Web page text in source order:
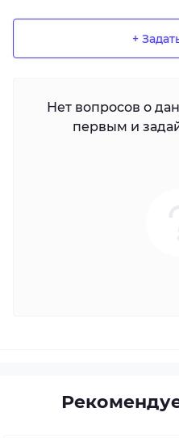
+
Нет вопросов о
первым и